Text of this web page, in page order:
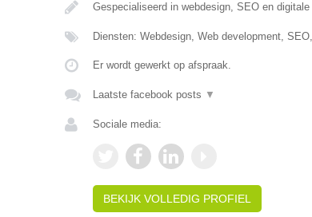
Gespecialiseerd in webdesign, SEO en
Diensten: Webdesign, Web development,
Er wordt gewerkt op afspraak.
Laatste facebook posts ▼
Sociale media:
BEKIJK VOLLEDIG PROFIEL